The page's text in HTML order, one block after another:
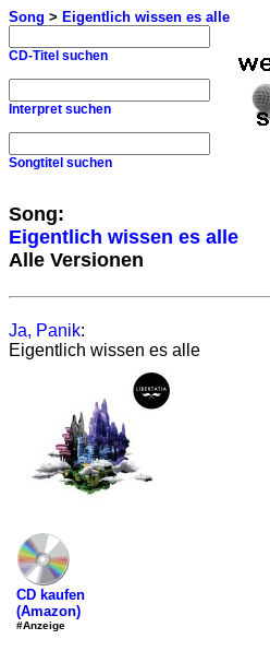
Song > Eigentlich wissen es alle
CD-Titel suchen
Interpret suchen
Songtitel suchen
Song:
Eigentlich wissen es alle
Alle Versionen
Ja, Panik:
Eigentlich wissen es alle
CD kaufen
(Amazon)
#Anzeige